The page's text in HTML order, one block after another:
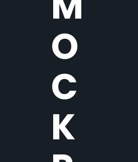
O
C
K